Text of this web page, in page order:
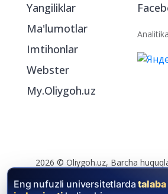
Yangiliklar
Ma'lumotlar
Imtihonlar
Webster
My.Oliygoh.uz
Analitika
2026 © Oliygoh.uz, Barcha
Reklama/Foydalanish
Eng nufuzli universitetlardatalaba